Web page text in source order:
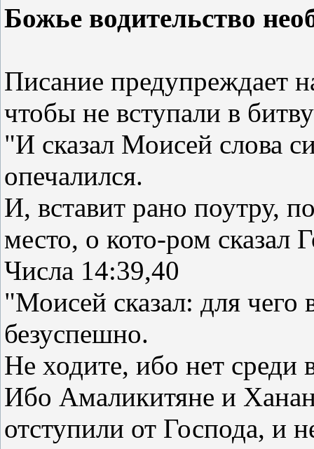
Божье водительство
Писание предупреждает
чтобы не вступали в
"И сказал Моисей слова
опечалился.
И, вставит рано поутру,
место, о кото-ром
Числа 14:39,40
"Моисей сказал: для чего
безуспешно.
Не ходите, ибо нет среди
Ибо Амаликитяне и
отступили от Господа, и